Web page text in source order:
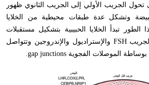
تحول الجريب الأولي إلى الجريب الثانوي ظهور
وتشكل عدة طبقات محيطية من الخلايا
الطور تبدأ الخلايا الحبيبية بتشكيل مستقبلات
FSH والإستراديول والإندروجين وتتواصل
بوساطة الموصلات الفجوية gap junctions
.